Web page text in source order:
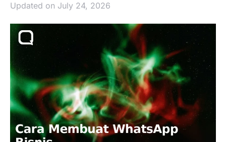
Updated on July 24, 2026